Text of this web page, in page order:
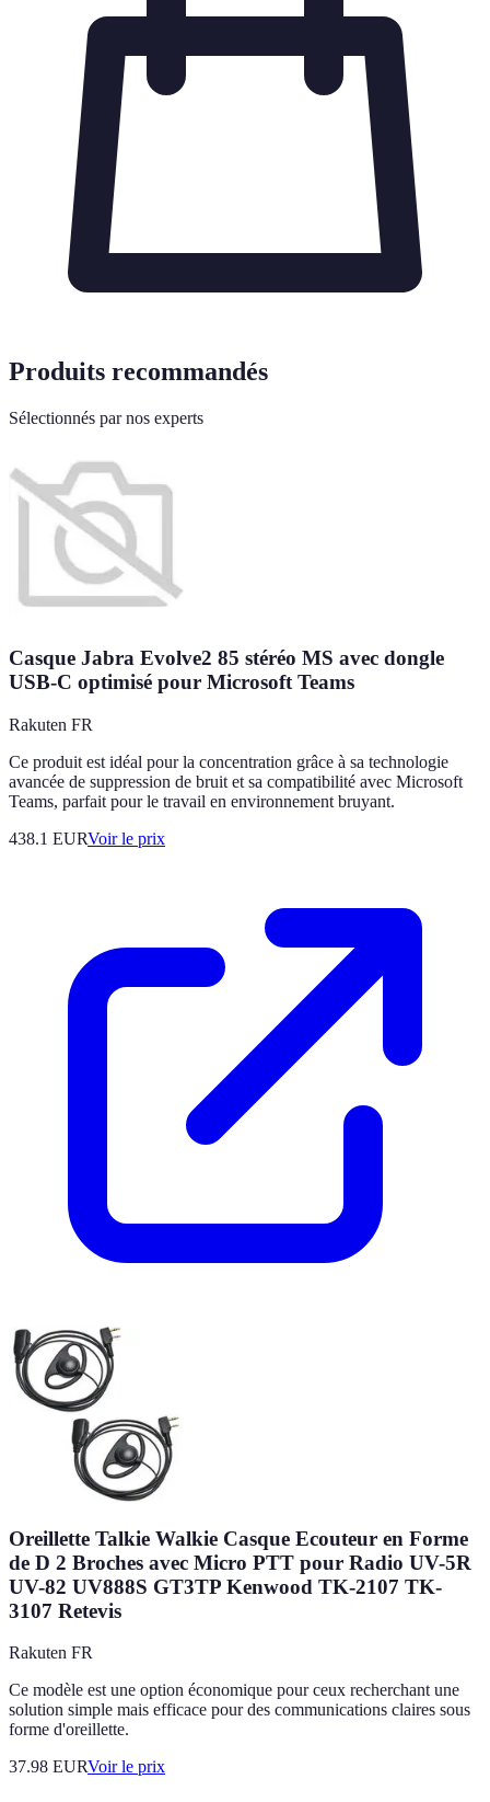
Produits recommandés
Sélectionnés par nos experts
Casque Jabra Evolve2 85 stéréo MS avec dongle
USB-C optimisé pour Microsoft Teams
Rakuten FR
Ce produit est idéal pour la concentration grâce à sa technologie
avancée de suppression de bruit et sa compatibilité avec Microsoft
Teams, parfait pour le travail en environnement bruyant.
438.1 EURVoir le prix
Oreillette Talkie Walkie Casque Ecouteur en Forme
de D 2 Broches avec Micro PTT pour Radio UV-5R
UV-82 UV888S GT3TP Kenwood TK-2107 TK-
3107 Retevis
Rakuten FR
Ce modèle est une option économique pour ceux recherchant une
solution simple mais efficace pour des communications claires sous
forme d'oreillette.
37.98 EURVoir le prix